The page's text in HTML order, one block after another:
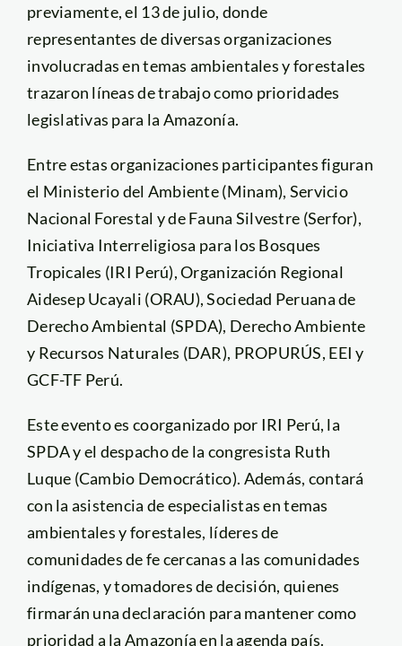
previamente, el 13 de julio, donde
representantes de diversas organizaciones
involucradas en temas ambientales y forestales
trazaron líneas de trabajo como prioridades
legislativas para la Amazonía.
Entre estas organizaciones participantes figuran
el Ministerio del Ambiente (Minam), Servicio
Nacional Forestal y de Fauna Silvestre (Serfor),
Iniciativa Interreligiosa para los Bosques
Tropicales (IRI Perú), Organización Regional
Aidesep Ucayali (ORAU), Sociedad Peruana de
Derecho Ambiental (SPDA), Derecho Ambiente
y Recursos Naturales (DAR), PROPURÚS, EEI y
GCF-TF Perú.
Este evento es coorganizado por IRI Perú, la
SPDA y el despacho de la congresista Ruth
Luque (Cambio Democrático). Además, contará
con la asistencia de especialistas en temas
ambientales y forestales, líderes de
comunidades de fe cercanas a las comunidades
indígenas, y tomadores de decisión, quienes
firmarán una declaración para mantener como
prioridad a la Amazonía en la agenda país.